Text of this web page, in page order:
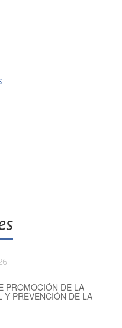
PROMOCIÓN DE LA
Y PREVENCIÓN DE LA